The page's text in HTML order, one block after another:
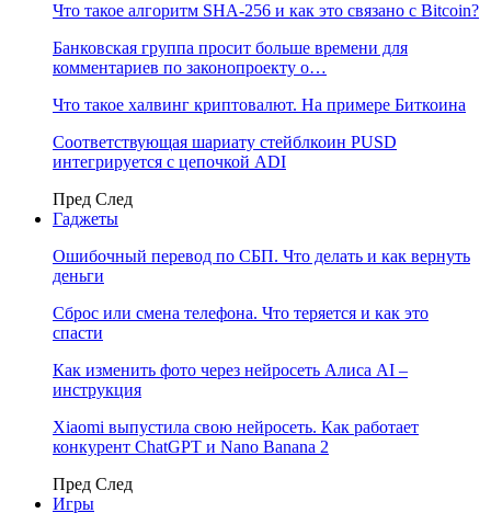
Что такое алгоритм SHA-256 и как это связано с Bitcoin?
Банковская группа просит больше времени для
комментариев по законопроекту о…
Что такое халвинг криптовалют. На примере Биткоина
Соответствующая шариату стейблкоин PUSD
интегрируется с цепочкой ADI
Пред След
Гаджеты
Ошибочный перевод по СБП. Что делать и как вернуть
деньги
Сброс или смена телефона. Что теряется и как это
спасти
Как изменить фото через нейросеть Алиса AI –
инструкция
Xiaomi выпустила свою нейросеть. Как работает
конкурент ChatGPT и Nano Banana 2
Пред След
Игры